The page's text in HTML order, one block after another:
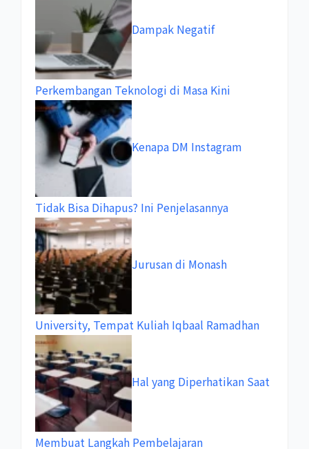
Dampak Negatif
Perkembangan Teknologi di Masa Kini
Kenapa DM Instagram
Tidak Bisa Dihapus? Ini Penjelasannya
Jurusan di Monash
University, Tempat Kuliah Iqbaal Ramadhan
Hal yang Diperhatikan Saat
Membuat Langkah Pembelajaran